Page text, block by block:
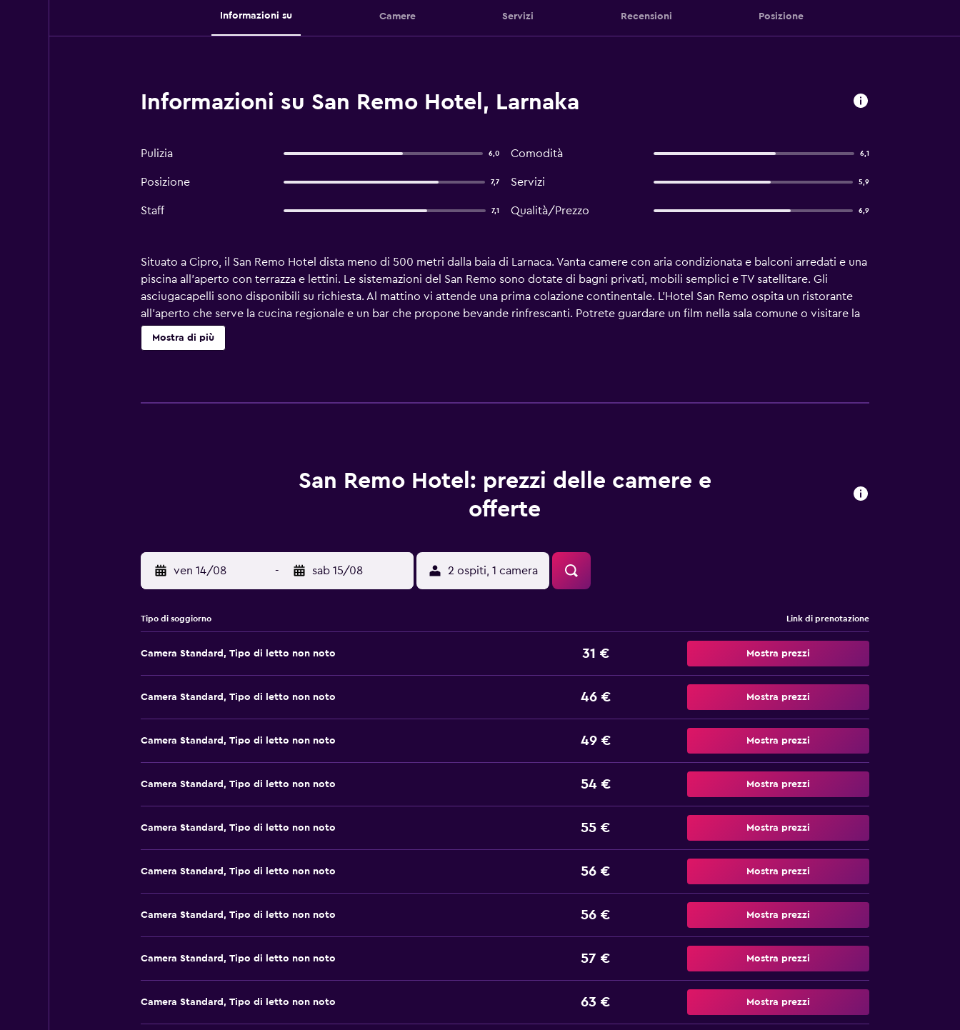
Informazioni su Camere Servizi Recensioni Posizione
Informazioni su San Remo Hotel, Larnaka
Pulizia 6,0 Comodità 6,1
Posizione 7,7 Servizi 5,9
Staff 7,1 Qualità/Prezzo 6,9
Situato a Cipro, il San Remo Hotel dista meno di 500 metri dalla baia di Larnaca. Vanta camere con aria condizionata e balconi arredati e una
piscina all'aperto con terrazza e lettini. Le sistemazioni del San Remo sono dotate di bagni privati, mobili semplici e TV satellitare. Gli
asciugacapelli sono disponibili su richiesta. Al mattino vi attende una prima colazione continentale. L'Hotel San Remo ospita un ristorante
all'aperto che serve la cucina regionale e un bar che propone bevande rinfrescanti. Potrete guardare un film nella sala comune o visitare la
sala giochi. Il San Remo è provvisto anche di un centro fitness con attrezzature di sollevamento pesi. Il San Remo Hotel si trova a 2,5 km
dalla spiaggia di Phinikoudes. L'aeroporto internazionale di Larnaca è raggiungibile in meno di 10 minuti in auto. Nelle vicinanze è presente
Mostra di più
San Remo Hotel: prezzi delle camere e
offerte
ven 14/08 - sab 15/08 2 ospiti, 1 camera
Tipo di soggiorno Link di prenotazione
Camera Standard, Tipo di letto non noto 31 € Mostra prezzi
Camera Standard, Tipo di letto non noto 46 € Mostra prezzi
Camera Standard, Tipo di letto non noto 49 € Mostra prezzi
Camera Standard, Tipo di letto non noto 54 € Mostra prezzi
Camera Standard, Tipo di letto non noto 55 € Mostra prezzi
Camera Standard, Tipo di letto non noto 56 € Mostra prezzi
Camera Standard, Tipo di letto non noto 56 € Mostra prezzi
Camera Standard, Tipo di letto non noto 57 € Mostra prezzi
Camera Standard, Tipo di letto non noto 63 € Mostra prezzi